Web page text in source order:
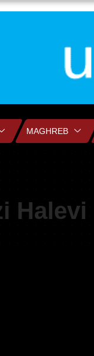
MAGHREB
Halevi